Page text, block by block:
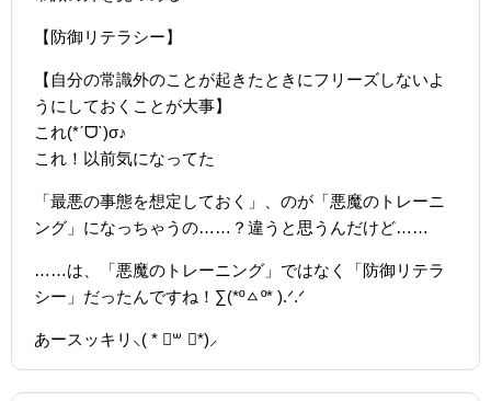
【防御リテラシー】
【自分の常識外のことが起きたときにフリーズしないよ
うにしておくことが大事】
これ(*ˊᗜˋ)σ♪
これ！以前気になってた
「最悪の事態を想定しておく」、のが「悪魔のトレーニ
ング」になっちゃうの……？違うと思うんだけど……
……は、「悪魔のトレーニング」ではなく「防御リテラ
シー」だったんですね！∑(*ºㅿº* ).ᐟ.ᐟ
あースッキリ⸜( * ॑꒳ ॑*)⸝